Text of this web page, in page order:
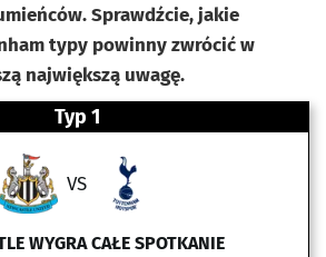
Sprawdźcie, jakie
typy powinny zwrócić w
największą uwagę.
Typ 1
VS
WYGRA CAŁE SPOTKANIE